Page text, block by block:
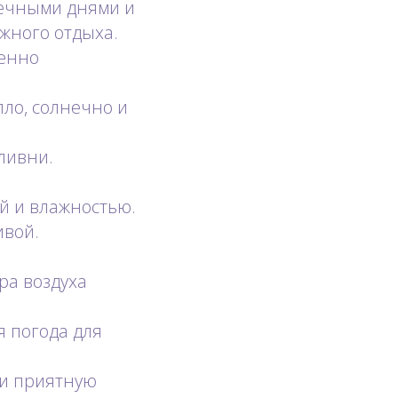
днями и
отдыха.
солнечно и
и влажностью.
воздуха
погода для
приятную